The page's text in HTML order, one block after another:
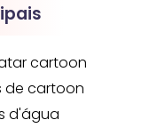
cartoon
de cartoon
d'água